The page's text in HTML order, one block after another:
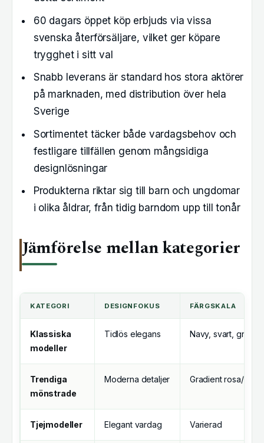
60 dagars öppet köp erbjuds via vissa
svenska återförsäljare, vilket ger köpare
trygghet i sitt val
Snabb leverans är standard hos stora aktörer
på marknaden, med distribution över hela
Sverige
Sortimentet täcker både vardagsbehov och
festligare tillfällen genom mångsidiga
designlösningar
Produkterna riktar sig till barn och ungdomar
i olika åldrar, från tidig barndom upp till tonår
Jämförelse mellan kategorier
KATEGORI DESIGNFOKUS FÄRGSKALA
Klassiska
modeller
Tidlös elegans Navy, svart, grå
Trendiga
mönstrade
Moderna detaljer Gradient rosa/blå/
Tjejmodeller Elegant vardag Varierad